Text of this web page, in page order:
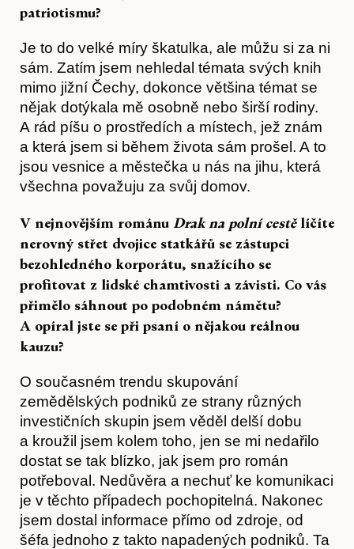
Články
patriotismu?
Je to do velké míry škatulka, ale můžu si za ni
sám. Zatím jsem nehledal témata svých knih
mimo jižní Čechy, dokonce většina témat se
nějak dotýkala mě osobně nebo širší rodiny.
A rád píšu o prostředích a místech, jež znám
a která jsem si během života sám prošel. A to
jsou vesnice a městečka u nás na jihu, která
všechna považuju za svůj domov.
V nejnovějším románu Drak na polní cestělíčíte
nerovný střet dvojice statkářů se zástupci
bezohledného korporátu, snažícího se
profitovat z lidské chamtivosti a závisti. Co vás
přimělo sáhnout po podobném námětu?
A opíral jste se při psaní o nějakou reálnou
kauzu?
O současném trendu skupování
zemědělských podniků ze strany různých
investičních skupin jsem věděl delší dobu
a kroužil jsem kolem toho, jen se mi nedařilo
dostat se tak blízko, jak jsem pro román
potřeboval. Nedůvěra a nechuť ke komunikaci
je v těchto případech pochopitelná. Nakonec
jsem dostal informace přímo od zdroje, od
šéfa jednoho z takto napadených podniků. Ta